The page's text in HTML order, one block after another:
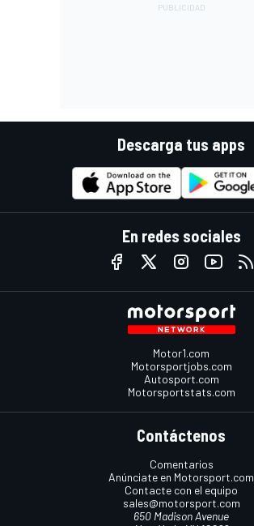
Descarga tus apps
En redes sociales
Motor1.com
Motorsportjobs.com
Autosport.com
Motorsportstats.com
Contáctenos
Comentarios
Anúnciate en Motorsport.com
Contacte con el equipo
sales@motorsport.com
650 Madison Avenue